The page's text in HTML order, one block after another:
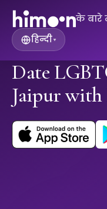
के बारे
हिन्दी▾
Date
Jaipur